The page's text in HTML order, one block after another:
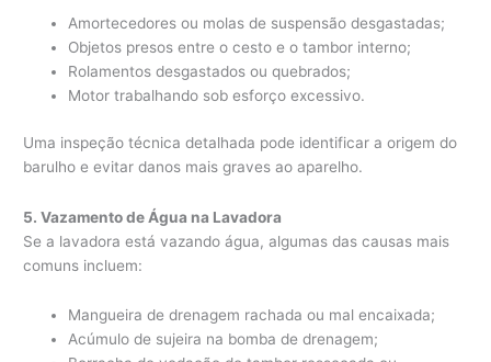
Amortecedores ou molas de suspensão desgastadas;
Objetos presos entre o cesto e o tambor interno;
Rolamentos desgastados ou quebrados;
Motor trabalhando sob esforço excessivo.
Uma inspeção técnica detalhada pode identificar a origem do
barulho e evitar danos mais graves ao aparelho.
5. Vazamento de Água na Lavadora
Se a lavadora está vazando água, algumas das causas mais
comuns incluem:
Mangueira de drenagem rachada ou mal encaixada;
Acúmulo de sujeira na bomba de drenagem;